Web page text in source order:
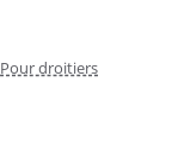
Pour droitiers